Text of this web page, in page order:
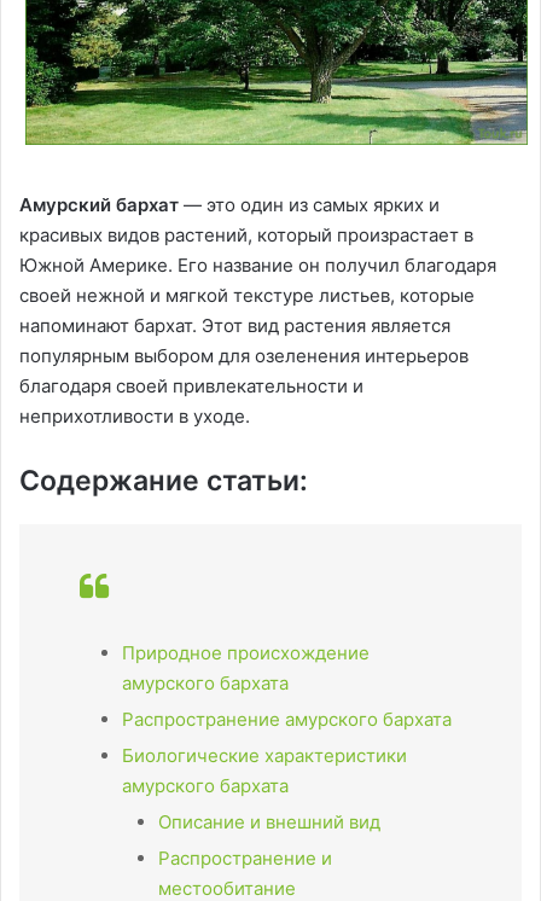
Амурский бархат — это один из самых ярких и
красивых видов растений, который произрастает в
Южной Америке. Его название он получил благодаря
своей нежной и мягкой текстуре листьев, которые
напоминают бархат. Этот вид растения является
популярным выбором для озеленения интерьеров
благодаря своей привлекательности и
неприхотливости в уходе.
Содержание статьи:
Природное происхождение
амурского бархата
Распространение амурского бархата
Биологические характеристики
амурского бархата
Описание и внешний вид
Распространение и
местообитание